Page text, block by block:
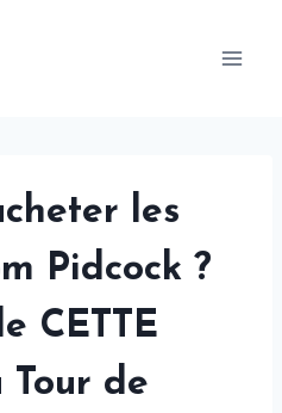
les
Pidcock ?
CETTE
Tour de